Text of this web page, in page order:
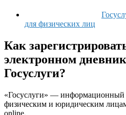
для физических лиц
Как
электронном
Госуслуги?
«Госуслуги» — информационный
физическим и юридическим
online.